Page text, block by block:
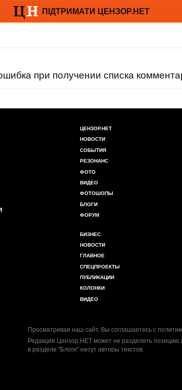
при получении списка
ЦЕНЗОР.НЕТ
НОВОСТИ
СОБЫТИЯ
РЕЗОНАНС
ФОТО
ВИДЕО
ФОТОШОПЫ
БЛОГИ
ФОРУМ
БИЗНЕС
НОВОСТИ
ГЛАВНОЕ
СПЕЦПРОЕКТЫ
ПУБЛИКАЦИИ
КОЛОНКИ
ВИДЕО
Просматривая наш сайт, Вы соглашаетесь с
Редакция Цензор.НЕТ может не разделять позицию
в разделе "Блоги" несут авторы текстов.